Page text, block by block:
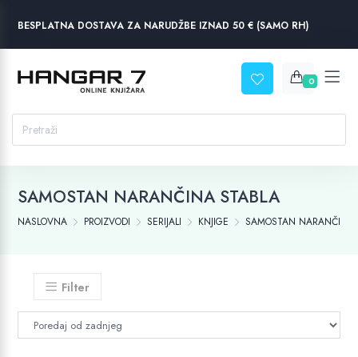
BESPLATNA DOSTAVA ZA NARUDŽBE IZNAD 50 € (SAMO RH)
0
SAMOSTAN NARANČINA STABLA
NASLOVNA PROIZVODI SERIJALI KNJIGE SAMOSTAN NARANČINA
Filter